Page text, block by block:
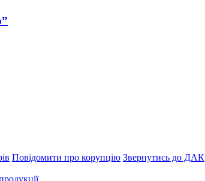
Повідомити про корупцію Звернутись до ДАК